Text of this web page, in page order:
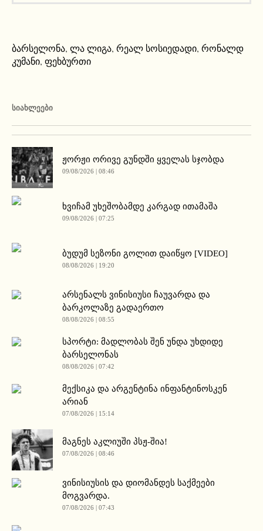
ბარსელონა, ლა ლიგა, რეალ სოსიედადი, რონალდ
კუმანი, ფეხბურთი
ᲡᲘᲐᲮᲚᲔᲔᲑᲘ
ჟორჟი ორივე გუნდში ყველას სჯობდა
09/08/2026 | 08:46
ხვიჩამ უხეშობამდე კარგად ითამაშა
09/08/2026 | 07:25
ბუდუმ სეზონი გოლით დაიწყო [VIDEO]
08/08/2026 | 19:20
არსენალს ვინისიუსი ჩაუვარდა და
ბარკოლაზე გადაერთო
08/08/2026 | 08:55
სპორტი: მადლობას შენ უნდა უხდიდე
ბარსელონას
08/08/2026 | 07:42
მექსიკა და არგენტინა ინფანტინოსკენ
არიან
07/08/2026 | 15:14
მაგნეს აკლიუში პსჟ-შია!
07/08/2026 | 08:46
ვინისიუსის და დიომანდეს საქმეები
მოგვარდა.
07/08/2026 | 07:43